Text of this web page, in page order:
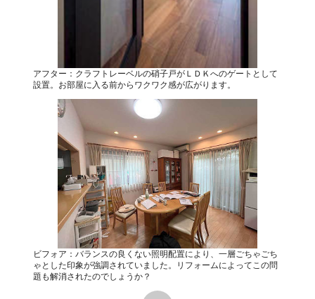
アフター：クラフトレーベルの硝子戸がＬＤＫへのゲートとして
設置。お部屋に入る前からワクワク感が広がります。
ビフォア：バランスの良くない照明配置により、一層ごちゃごち
ゃとした印象が強調されていました。リフォームによってこの問
題も解消されたのでしょうか？